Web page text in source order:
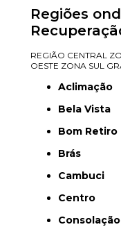
Regiões
REGIÃO CENTRAL
OESTE ZONA SUL
Aclimação
Bela Vista
Bom Retiro
Brás
Cambuci
Centro
Consolação